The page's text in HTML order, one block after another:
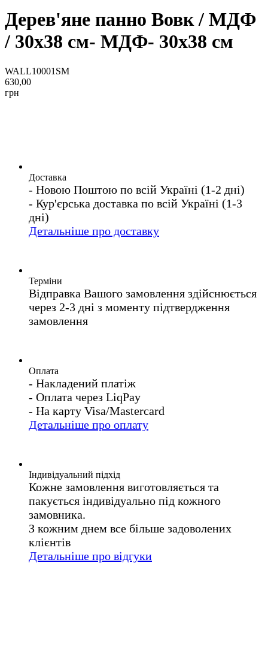
Дерев'яне панно Вовк / МДФ
/ 30x38 см- МДФ- 30x38 см
WALL10001SM
630,00
грн
Доставка
- Новою Поштою по всій Україні (1-2 дні)
- Кур'єрська доставка по всій Україні (1-3
дні)
Детальніше про доставку
Терміни
Відправка Вашого замовлення здійснюється
через 2-3 дні з моменту підтвердження
замовлення
Оплата
- Накладений платіж
- Оплата через LiqPay
- На карту Visa/Mastercard
Детальніше про оплату
Індивідуальний підхід
Кожне замовлення виготовляється та
пакується індивідуально під кожного
замовника.
З кожним днем все більше задоволених
клієнтів
Детальніше про відгуки